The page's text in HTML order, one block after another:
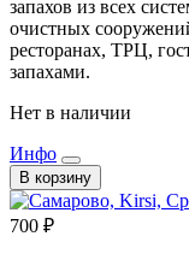
запахов из всех
очистных
ресторанах, ТРЦ,
запахами.
Нет в наличии
Инфо
В корзину
700 ₽